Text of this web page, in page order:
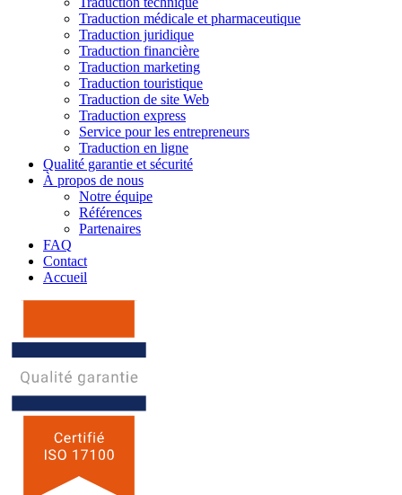
Traduction médicale et pharmaceutique
Traduction juridique
Traduction financière
Traduction marketing
Traduction touristique
Traduction de site Web
Traduction express
Service pour les entrepreneurs
Traduction en ligne
Qualité garantie et sécurité
À propos de nous
Notre équipe
Références
Partenaires
FAQ
Contact
Accueil